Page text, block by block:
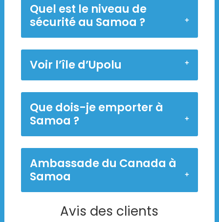
Quel est le niveau de
sécurité au Samoa ?
Voir l’île d’Upolu
Que dois-je emporter à
Samoa ?
Ambassade du Canada à
Samoa
Avis des clients